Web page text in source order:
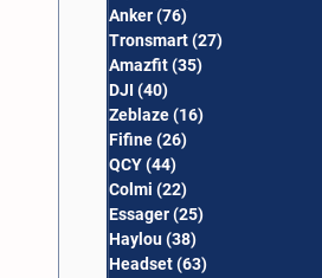
Anker(76)
Tronsmart(27)
Amazfit(35)
DJI (40)
Zeblaze(16)
Fifine(26)
QCY(44)
Colmi (22)
Essager(25)
Haylou(38)
Headset(63)